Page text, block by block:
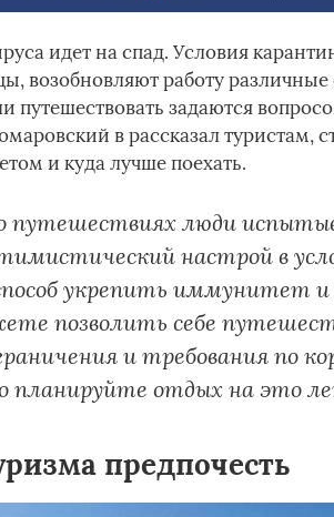
идет на спад. Условия
возобновляют работу
путешествовать задаются
в рассказал туристам,
и куда лучше поехать.
путешествиях люди
настрой в
укрепить иммунитет и
позволить себе
и требования по
планируйте отдых на это
предпочесть